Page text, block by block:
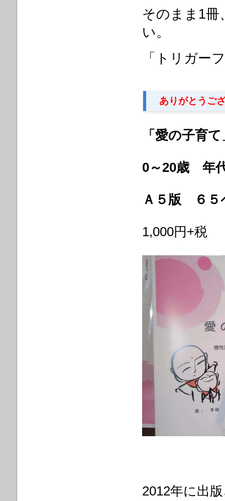
そのまま1冊
い。
「トリガー
ありがとうご
「愛の子育
0～20歳 年
Ａ５版 ６５
1,000円+税
2012年に出